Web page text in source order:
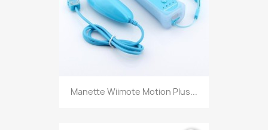
Manette Wiimote Motion Plus...